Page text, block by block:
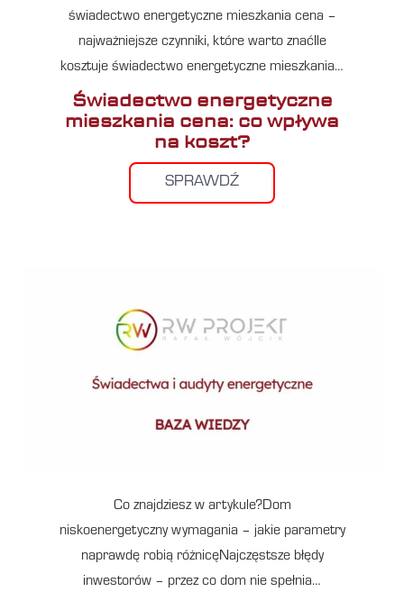
świadectwo energetyczne mieszkania cena –
najważniejsze czynniki, które warto znaćIle
kosztuje świadectwo energetyczne mieszkania…
Świadectwo energetyczne
mieszkania cena: co wpływa
na koszt?
SPRAWDŹ
Co znajdziesz w artykule?Dom
niskoenergetyczny wymagania – jakie parametry
naprawdę robią różnicęNajczęstsze błędy
inwestorów – przez co dom nie spełnia…